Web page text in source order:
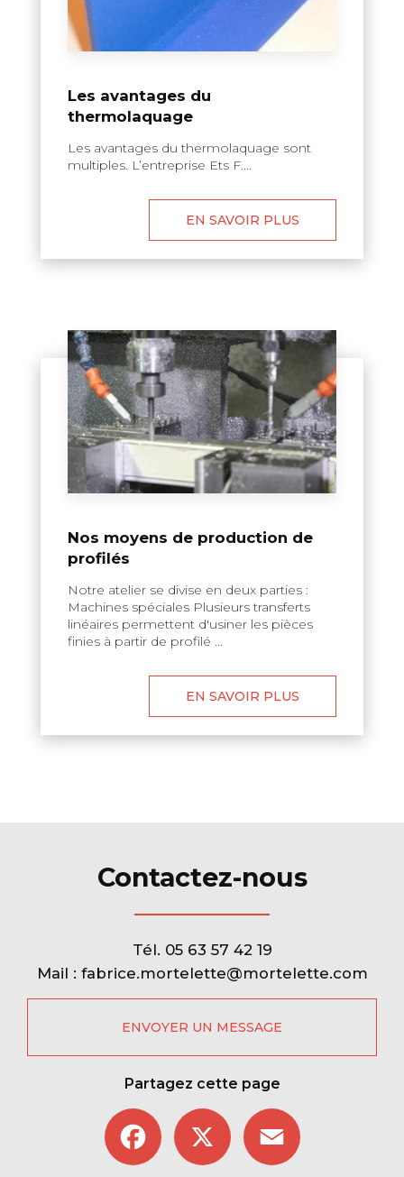
Les avantages du
thermolaquage
Les avantages du thermolaquage sont
multiples. L’entreprise Ets F....
EN SAVOIR PLUS
Nos moyens de production de
profilés
Notre atelier se divise en deux parties :
Machines spéciales Plusieurs transferts
linéaires permettent d'usiner les pièces
finies à partir de profilé ...
EN SAVOIR PLUS
Contactez-nous
Tél. 05 63 57 42 19
Mail : fabrice.mortelette@mortelette.com
ENVOYER UN MESSAGE
Partagez cette page
Facebook